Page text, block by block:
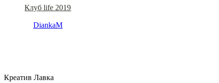
Клуб life 2019
DiankaM
Креатив Лавка